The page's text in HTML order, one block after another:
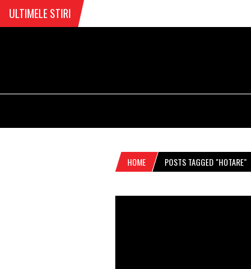
ULTIMELE STIRI
HOME POSTS TAGGED "HOTARE"